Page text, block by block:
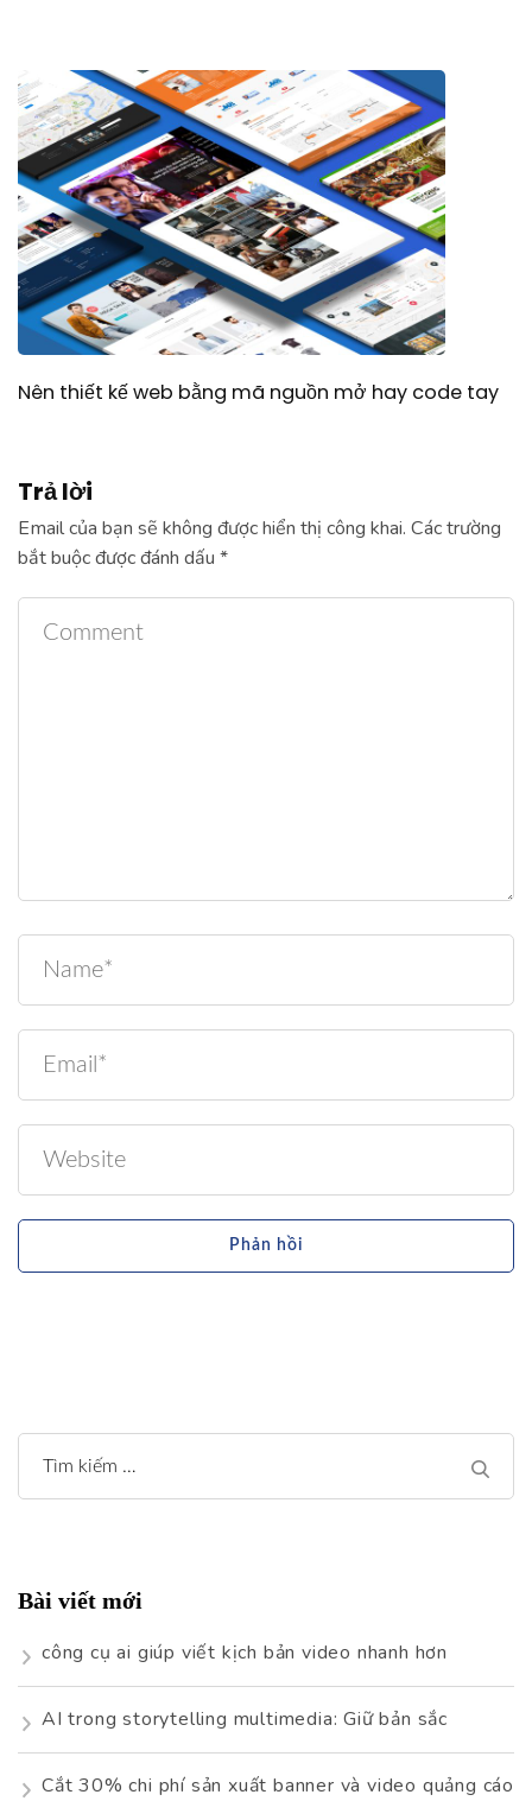
Nên thiết kế web bằng mã nguồn mở hay code tay
Trả lời
Email của bạn sẽ không được hiển thị công khai. Các trường
bắt buộc được đánh dấu *
Tìm
kiếm
Bài viết mới
công cụ ai giúp viết kịch bản video nhanh hơn
AI trong storytelling multimedia: Giữ bản sắc
Cắt 30% chi phí sản xuất banner và video quảng cáo